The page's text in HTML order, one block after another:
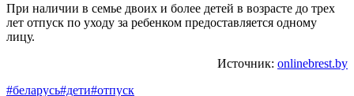
При наличии в семье двоих и более детей в возрасте до трех
лет отпуск по уходу за ребенком предоставляется одному
лицу.
Источник: onlinebrest.by
#беларусь#дети#отпуск